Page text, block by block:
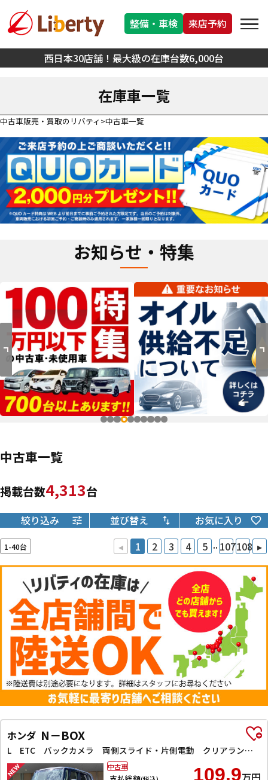
西日本30店舗！最大級の在庫台数6,000台
整備・車検 来店予約
在庫車一覧
中古車販売・買取のリバティ 中古車一覧
お知らせ・特集
中古車一覧
掲載台数4,313台
絞り込み 並び替え お気に入り
1-40台 ◂ 1 2 3 4 5 .. 107108 ▸
ホンダ N－BOX
L ETC バックカメラ 両側スライド・片側電動 クリアランスソナー オートクルーズコントロール レーンアシスト 衝突被害軽減システム オートライト スマートキー アイドリングストップ 電動格納ミラー
109.9
中古車